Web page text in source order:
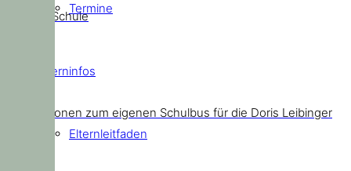
Termine
Elterninfos
Elternleitfaden
unserer Schule
Informationen zum eigenen Schulbus für die Doris Leibinger